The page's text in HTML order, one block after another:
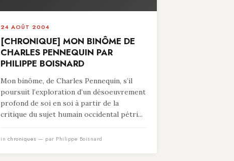
24 AOÛT 2004
[CHRONIQUE] MON BINÔME DE
CHARLES PENNEQUIN PAR
PHILIPPE BOISNARD
Mon binôme, de Charles Pennequin, s’il
poursuit l’exploration d’un désoeuvrement
profond de soi en soi à partir de la
critique du sujet humain occidental pétri...
in chroniques — par Philippe Boisnard